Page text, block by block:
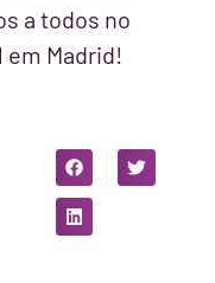
a todos no
Madrid!